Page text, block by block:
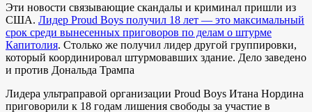
Эти новости связывающие скандалы и криминал пришли из
США. Лидер Proud Boys получил 18 лет — это максимальный
срок среди вынесенных приговоров по делам о штурме
Капитолия. Столько же получил лидер другой группировки,
который координировал штурмовавших здание. Дело заведено
и против Дональда Трампа
Лидера ультраправой организации Proud Boys Итана Нордина
приговорили к 18 годам лишения свободы за участие в